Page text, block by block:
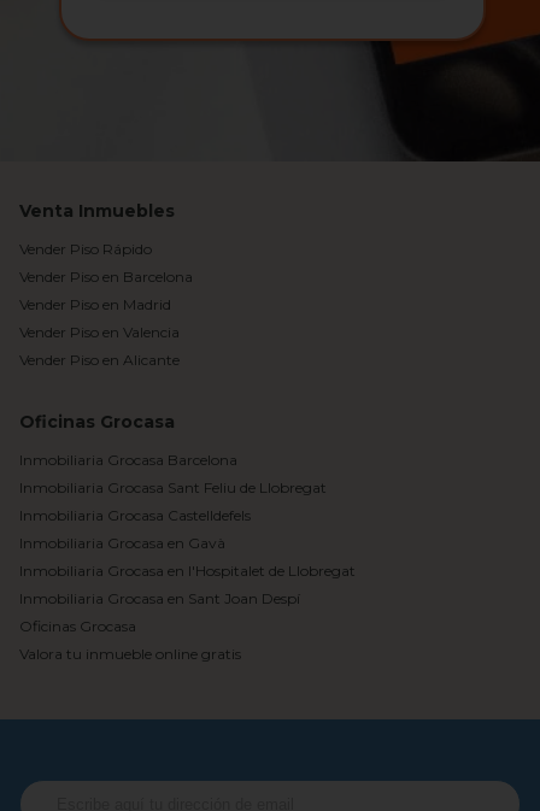
Venta Inmuebles
Vender Piso Rápido
Vender Piso en Barcelona
Vender Piso en Madrid
Vender Piso en Valencia
Vender Piso en Alicante
Oficinas Grocasa
Inmobiliaria Grocasa Barcelona
Inmobiliaria Grocasa Sant Feliu de Llobregat
Inmobiliaria Grocasa Castelldefels
Inmobiliaria Grocasa en Gavà
Inmobiliaria Grocasa en l'Hospitalet de Llobregat
Inmobiliaria Grocasa en Sant Joan Despí
Oficinas Grocasa
Valora tu inmueble online gratis